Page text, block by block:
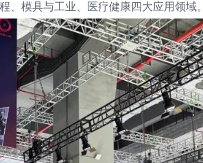
、模具与工业、医疗健康四大应用领域。